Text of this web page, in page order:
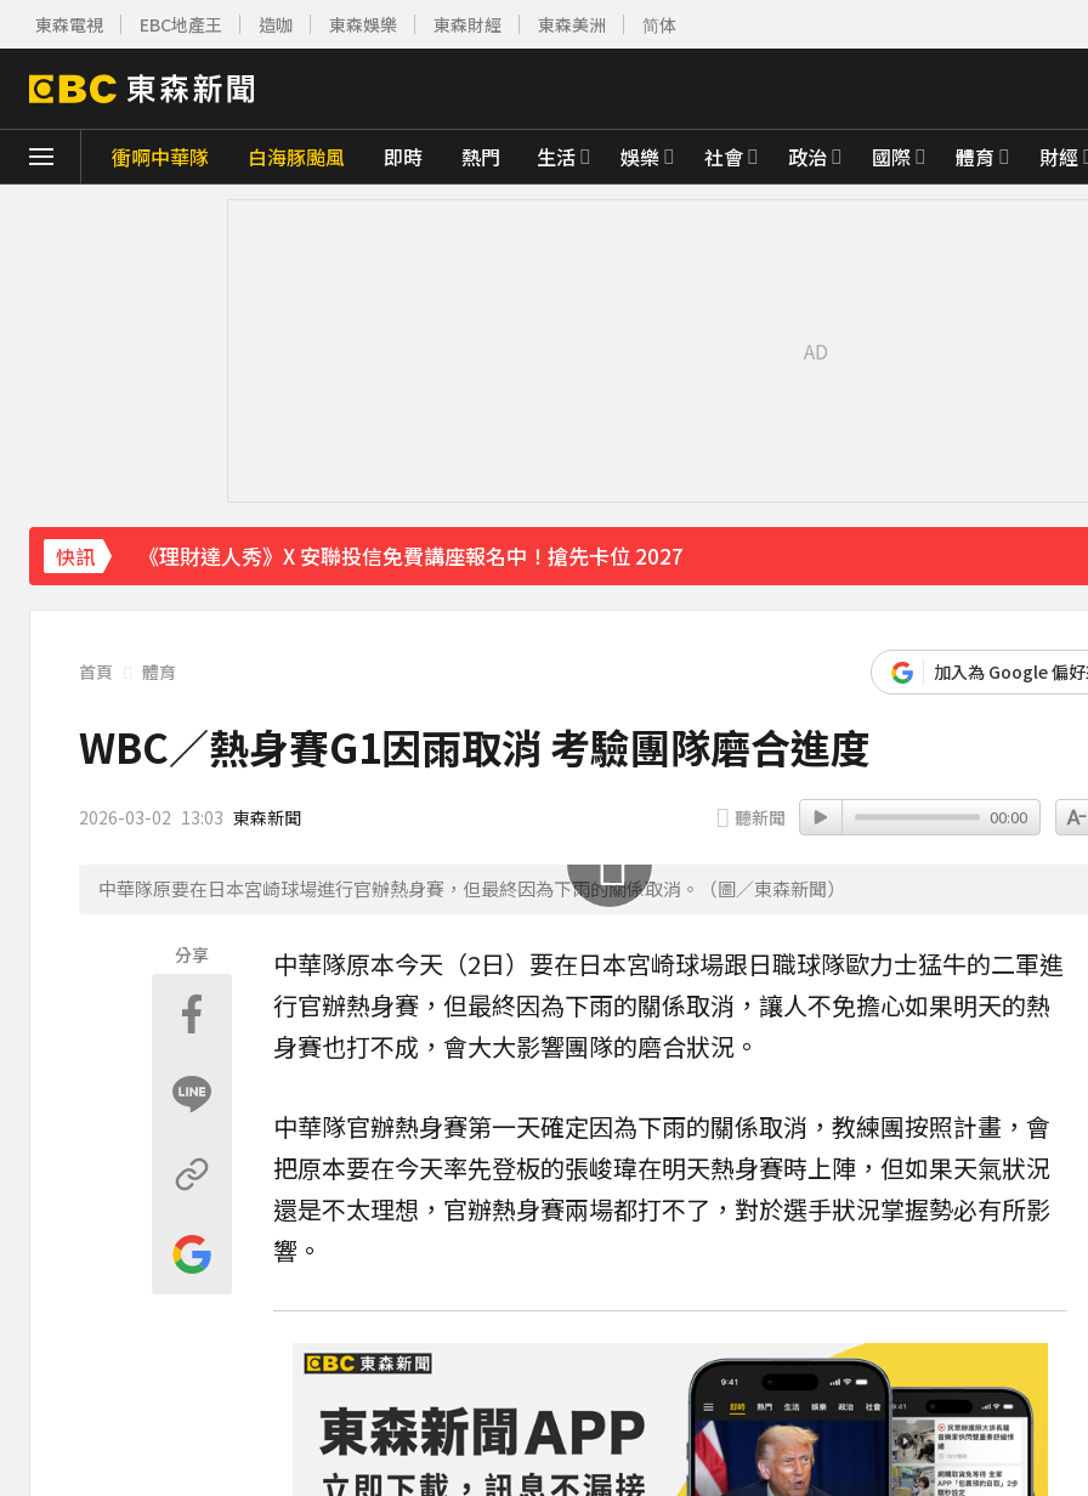
東森電視 EBC地產王 造咖 東森娛樂 東森財經 東森美洲 简体
衝啊中華隊 白海豚颱風 即時 熱門 生活 娛樂 社會 政治 國際 體育 財經
快訊
《理財達人秀》X 安聯投信免費講座報名中！搶先卡位 2027
首頁 體育 加入為 Google 偏
WBC／熱身賽G1因雨取消 考驗團隊磨合進度
2026-03-02 13:03 東森新聞 聽新聞 00:00
中華隊原要在日本宮崎球場進行官辦熱身賽，但最終因為下雨的關係取消。（圖／東森新聞）
分享 中華隊原本今天（2日）要在日本宮崎球場跟日職球隊歐力士猛牛的二軍進
行官辦熱身賽 ，但最終因為下雨的關係取消，讓人不免擔心如果明天的熱
身賽也打不成，會大大影響團隊的磨合狀況。
中華隊官辦熱身賽第一天確定因為下雨的關係取消，教練團按照計畫，會
把原本要在今天率先登板的張峻瑋在明天熱身賽時上陣，但如果天氣狀況
還是不太理想，官辦熱身賽兩場都打不了，對於選手狀況掌握勢必有所影
響。